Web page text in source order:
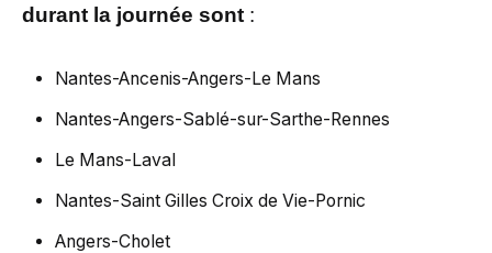
durant la journée sont :
Nantes-Ancenis-Angers-Le Mans
Nantes-Angers-Sablé-sur-Sarthe-Rennes
Le Mans-Laval
Nantes-Saint Gilles Croix de Vie-Pornic
Angers-Cholet